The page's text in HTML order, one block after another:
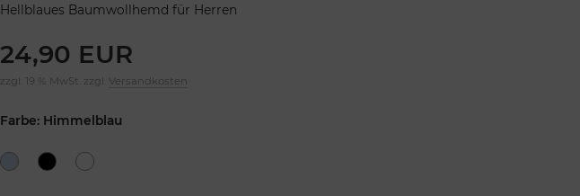
Hellblaues Baumwollhemd für Herren
24,90 EUR
zzgl. 19 % MwSt. zzgl. Versandkosten
Farbe: Himmelblau